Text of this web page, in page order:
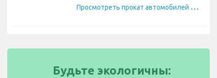
П
росмотреть прокат автомобилей Skoda
Будьте экологичны: